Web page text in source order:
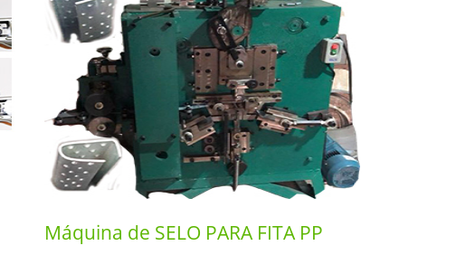
Máquina de SELO PARA FITA PP